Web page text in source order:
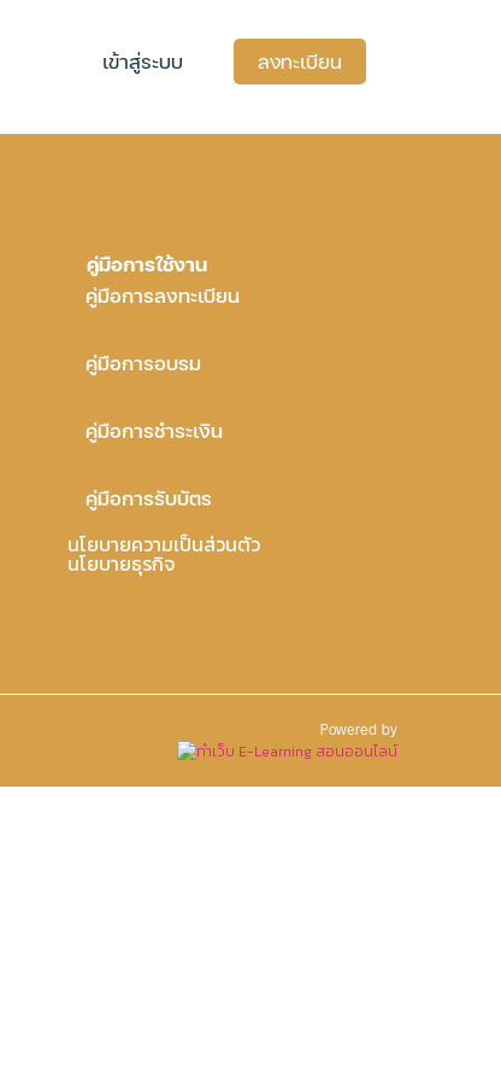
เข้าสู่ระบบ ลงทะเบียน
คู่มือการใช้งาน
คู่มือการลงทะเบียน
คู่มือการอบรม
คู่มือการชำระเงิน
คู่มือการรับบัตร
นโยบายความเป็นส่วนตัว
นโยบายธุรกิจ
Powered by